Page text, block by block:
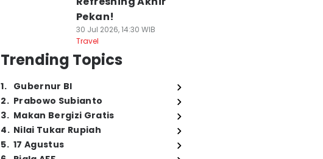
Pekan!
30 Jul 2026, 14:30 WIB
Travel
Trending Topics
1. Gubernur BI
2. Prabowo Subianto
3. Makan Bergizi Gratis
4. Nilai Tukar Rupiah
5. 17 Agustus